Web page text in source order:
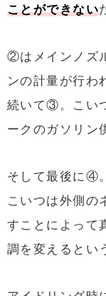
ことができない
②はメインノズ
ンの計量が行わ
続いて③。こい
ークのガソリン
そして最後に④。
こいつは外側の
すことによって
調を変えるとい